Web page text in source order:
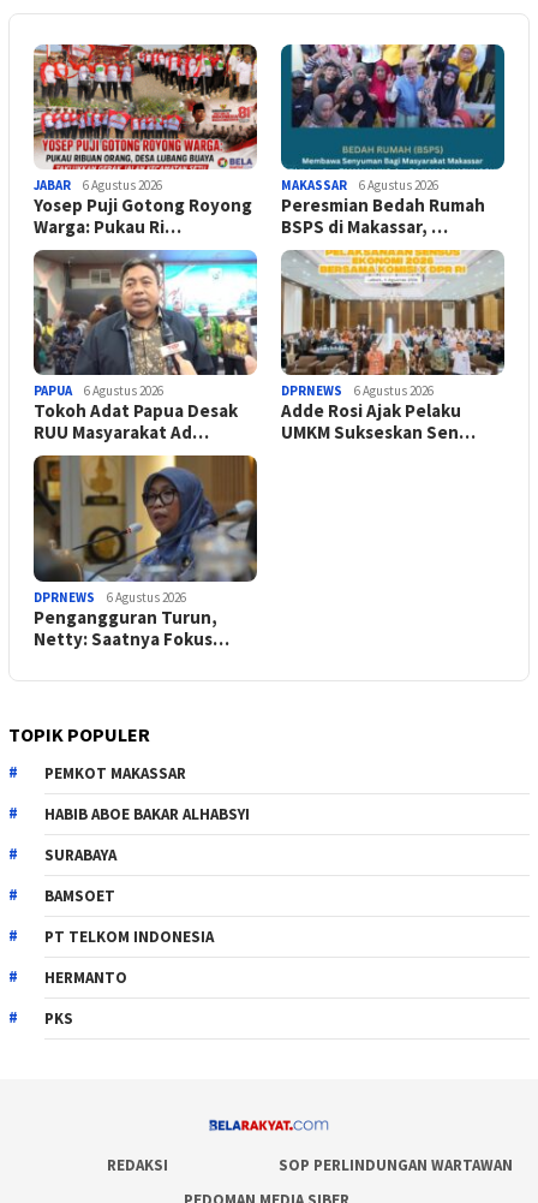
JABAR 6 Agustus 2026
Yosep Puji Gotong Royong
Warga: Pukau Ri…
MAKASSAR 6 Agustus 2026
Peresmian Bedah Rumah
BSPS di Makassar, …
PAPUA 6 Agustus 2026
Tokoh Adat Papua Desak
RUU Masyarakat Ad…
DPRNEWS 6 Agustus 2026
Adde Rosi Ajak Pelaku
UMKM Sukseskan Sen…
DPRNEWS 6 Agustus 2026
Pengangguran Turun,
Netty: Saatnya Fokus…
TOPIK POPULER
PEMKOT MAKASSAR
HABIB ABOE BAKAR ALHABSYI
SURABAYA
BAMSOET
PT TELKOM INDONESIA
HERMANTO
PKS
REDAKSI
SOP PERLINDUNGAN WARTAWAN